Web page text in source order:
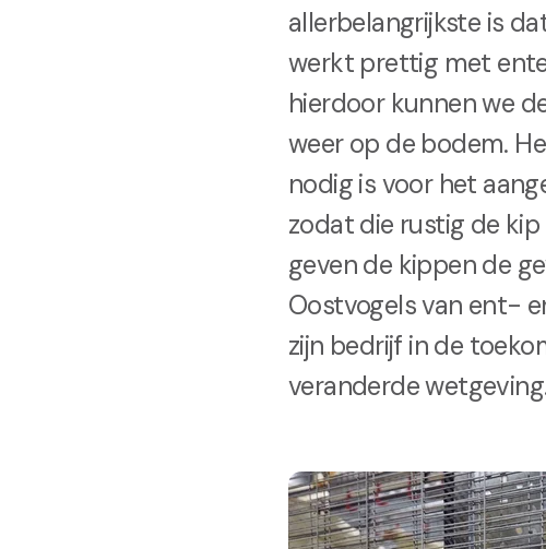
allerbelangrijkste is
werkt prettig met
hierdoor kunnen we
weer op de bodem.
nodig is voor het
zodat die rustig de
geven de kippen de
Oostvogels van ent-
zijn bedrijf in de
veranderde